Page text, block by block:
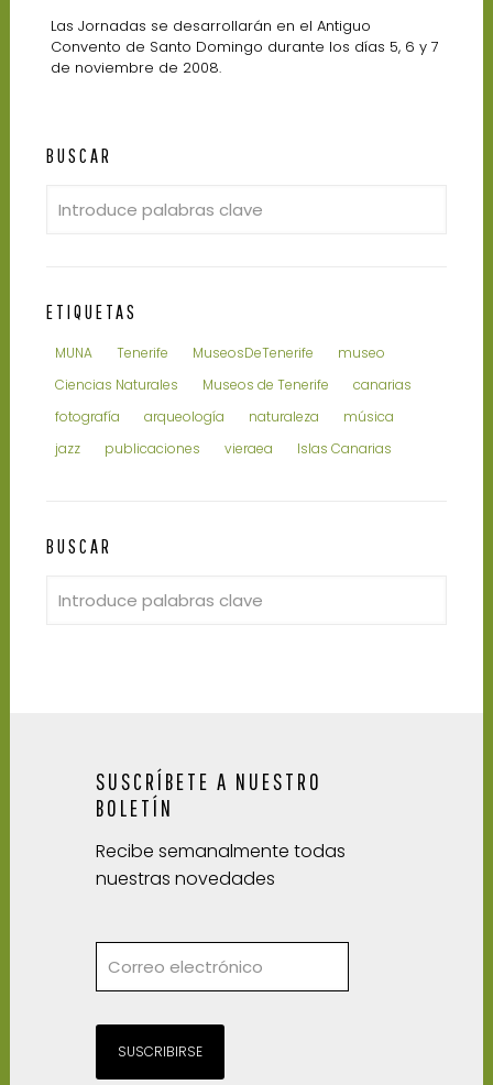
Las Jornadas se desarrollarán en el Antiguo
Convento de Santo Domingo durante los días 5, 6 y 7
de noviembre de 2008.
BUSCAR
ETIQUETAS
MUNA Tenerife MuseosDeTenerife
museo
Ciencias Naturales
Museos de Tenerife
canarias
fotografía
arqueología naturaleza
música
jazz
publicaciones vieraea Islas Canarias
BUSCAR
SUSCRÍBETE A NUESTRO
BOLETÍN
Recibe semanalmente todas
nuestras novedades
SUSCRIBIRSE